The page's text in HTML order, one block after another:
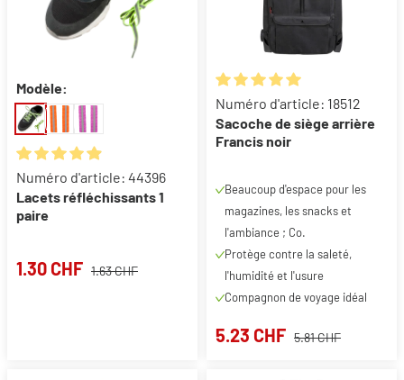
Modèle:
Note moyenne de 4.88 sur 5 étoiles
Numéro d'article: 44396
Lacets réfléchissants 1
paire
1.30 CHF 1.63 CHF
Note moyenne de 5 sur 5
Numéro d'article: 18512
Sacoche de siège arrière
Francis noir
Beaucoup d'espace pour les
magazines, les snacks et
l'ambiance ; Co.
Protège contre la saleté,
l'humidité et l'usure
Compagnon de voyage idéal
5.23 CHF 5.81 CHF